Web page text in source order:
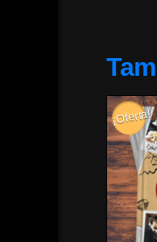
¡Oferta!